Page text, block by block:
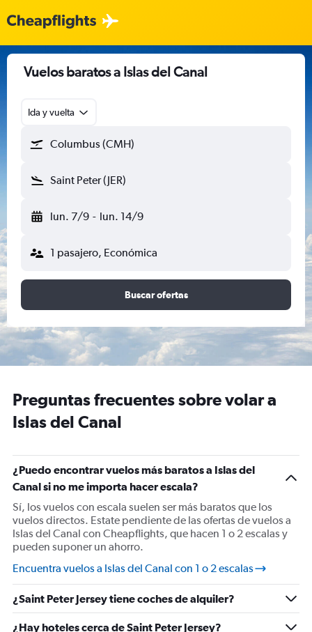
Vuelos baratos a Islas del Canal
Ida y vuelta
Columbus (CMH)
Saint Peter (JER)
lun. 7/9 - lun. 14/9
1 pasajero, Económica
Buscar ofertas
Preguntas frecuentes sobre volar a
Islas del Canal
¿Puedo encontrar vuelos más baratos a Islas del
Canal si no me importa hacer escala?
Sí, los vuelos con escala suelen ser más baratos que los
vuelos directos. Estate pendiente de las ofertas de vuelos a
Islas del Canal con Cheapflights, que hacen 1 o 2 escalas y
pueden suponer un ahorro.
Encuentra vuelos a Islas del Canal con 1 o 2 escalas
¿Saint Peter Jersey tiene coches de alquiler?
¿Hay hoteles cerca de Saint Peter Jersey?